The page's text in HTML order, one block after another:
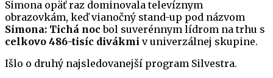
Simona opäť raz dominovala televíznym
obrazovkám, keď vianočný stand-up pod názvom
Simona: Tichá noc bol suverénnym lídrom na trhu s
celkovo 486-tisíc divákmi v univerzálnej skupine.
Išlo o druhý najsledovanejší program Silvestra.